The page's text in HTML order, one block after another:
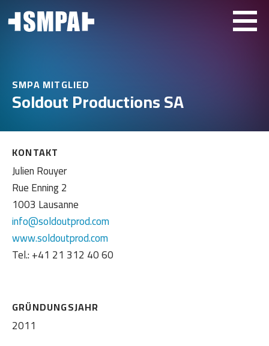
SMPA MITGLIED
Soldout Productions SA
KONTAKT
Julien Rouyer
Rue Enning 2
1003 Lausanne
info@soldoutprod.com
www.soldoutprod.com
Tel.: +41 21 312 40 60
GRÜNDUNGSJAHR
2011